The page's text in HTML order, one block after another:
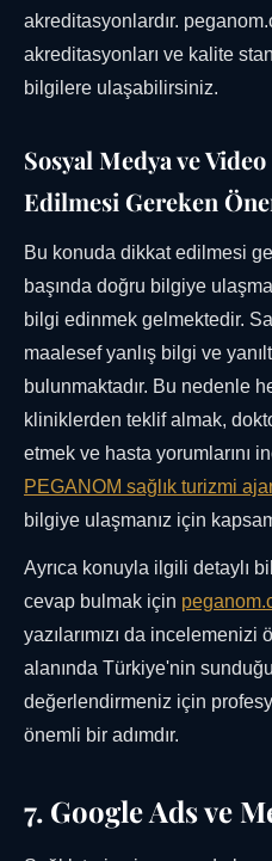
akreditasyonlardır.
akreditasyonları ve kalite
bilgilere ulaşabilirsiniz.
Sosyal Medya ve
Edilmesi Gereken
Bu konuda dikkat edilmesi
başında doğru bilgiye
bilgi edinmek gelmektedir.
maalesef yanlış bilgi ve
bulunmaktadır. Bu nedenle
kliniklerden teklif almak,
etmek ve hasta yorumlarını
PEGANOM sağlık turizmi
bilgiye ulaşmanız için
Ayrıca konuyla ilgili detaylı
cevap bulmak için
yazılarımızı da incelemenizi
alanında Türkiye'nin
değerlendirmeniz için
önemli bir adımdır.
7. Google Ads ve